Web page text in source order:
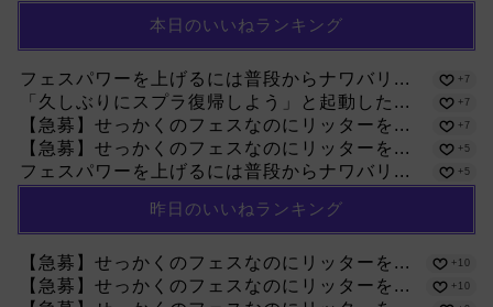
本日のいいねランキング
フェスパワーを上げるには普段からナワバリ... +7
「久しぶりにスプラ復帰しよう」と起動した... +7
【急募】せっかくのフェスなのにリッターを... +7
【急募】せっかくのフェスなのにリッターを... +5
フェスパワーを上げるには普段からナワバリ... +5
昨日のいいねランキング
【急募】せっかくのフェスなのにリッターを... +10
【急募】せっかくのフェスなのにリッターを... +10